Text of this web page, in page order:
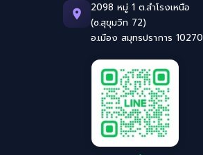
2098 หมู่ 1 ต.สำโรงเหนือ
(ซ.สุขุมวิท 72)
อ.เมือง สมุทรปราการ 10270